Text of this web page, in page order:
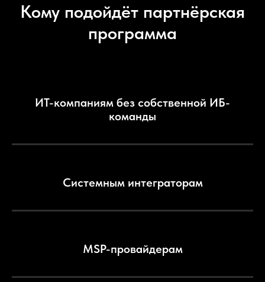
Кому подойдёт партнёрская
программа
ИТ-компаниям без собственной ИБ-
команды
Системным интеграторам
MSP-провайдерам